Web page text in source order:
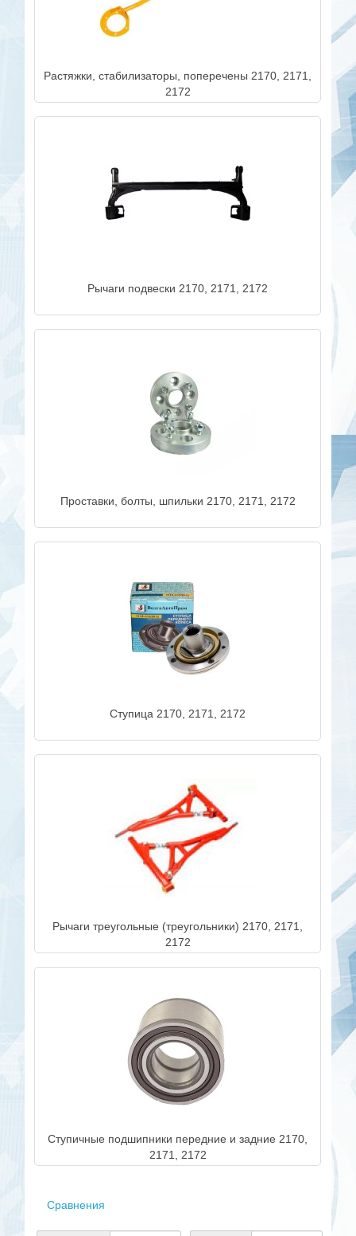
Растяжки, стабилизаторы, поперечены 2170, 2171,
2172
Рычаги подвески 2170, 2171, 2172
Проставки, болты, шпильки 2170, 2171, 2172
Ступица 2170, 2171, 2172
Рычаги треугольные (треугольники) 2170, 2171,
2172
Ступичные подшипники передние и задние 2170,
2171, 2172
Сравнения